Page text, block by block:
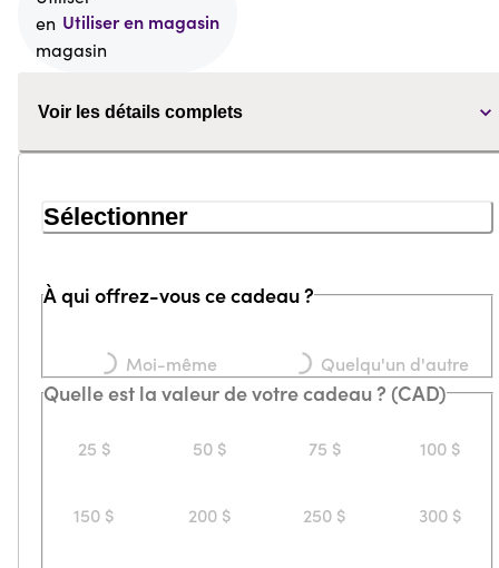
Utiliser en magasin
Voir les détails complets
Sélectionner
À qui offrez-vous ce cadeau ?
Loading... Moi-même Loading... Quelqu'un d'autre
Quelle est la valeur de votre cadeau ? (CAD)
25 $ 50 $ 75 $ 100 $
150 $ 200 $ 250 $ 300 $